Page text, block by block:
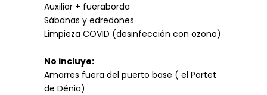
Auxiliar + fueraborda
Sábanas y edredones
Limpieza COVID (desinfección con ozono)
No incluye:
Amarres fuera del puerto base ( el Portet
de Dénia)